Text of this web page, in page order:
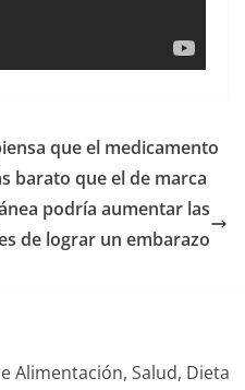
que el medicamento
barato que el de marca
podría aumentar las
de lograr un embarazo
Alimentación, Salud, Dieta